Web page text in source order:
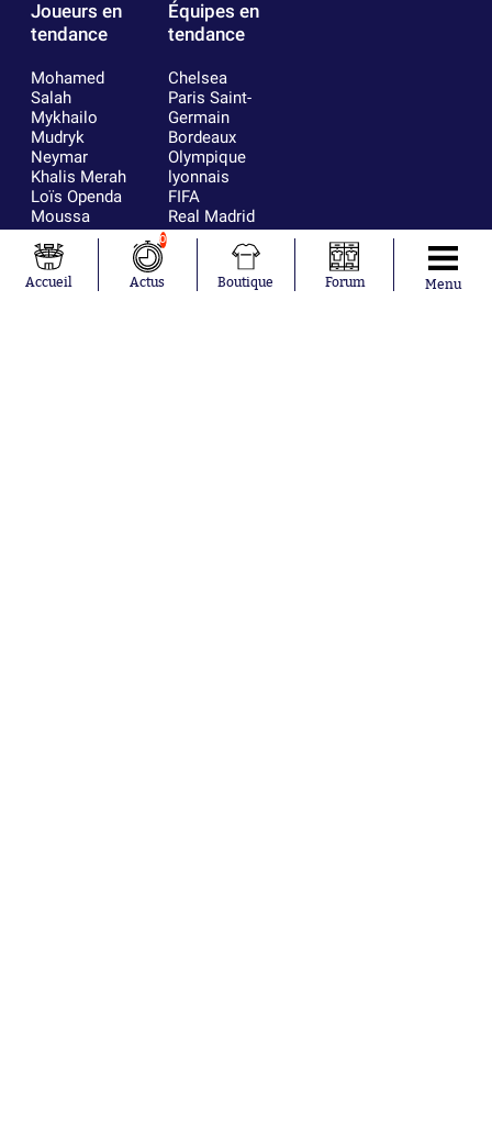
Joueurs en
tendance
Mohamed
Salah
Mykhailo
Mudryk
Neymar
Khalis Merah
Loïs Openda
Moussa
Niakhaté
Nicolás
Tagliafico
Pavel Šulc
Équipes en
tendance
Chelsea
Paris Saint-
Germain
Bordeaux
Olympique
lyonnais
FIFA
Real Madrid
RC Strasbourg
AC Milan
RC Lens
Accueil
0
Actus Boutique Forum Menu